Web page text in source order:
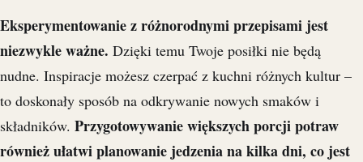
Eksperymentowanie z różnorodnymi przepisami jest
niezwykle ważne. Dzięki temu Twoje posiłki nie będą
nudne. Inspiracje możesz czerpać z kuchni różnych kultur –
to doskonały sposób na odkrywanie nowych smaków i
składników. Przygotowywanie większych porcji potraw
również ułatwi planowanie jedzenia na kilka dni, co jest